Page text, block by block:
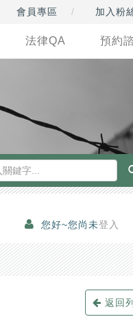
會員專區 加入粉
法律QA 預約
您好~您尚未登入
返回